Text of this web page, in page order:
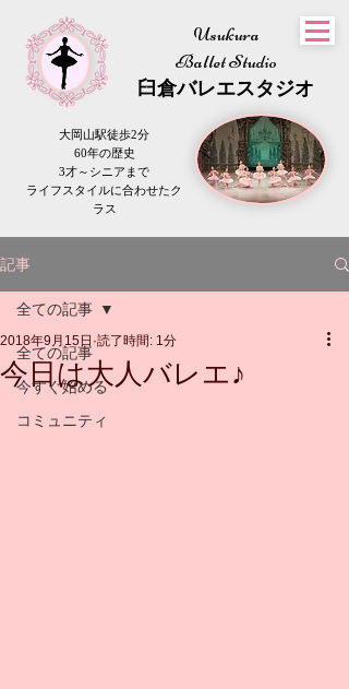
Usukura
Ballet Studio
​臼倉バレエスタジオ
大岡山駅徒歩2分
60年の歴史
3才～シニアまで
​ライフスタイルに合わせたク
ラス
記事
全ての記事
今すぐ始める
コミュニティ
全ての記事
今日は大人バレエ♪
2018年9月15日 読了時間: 1分